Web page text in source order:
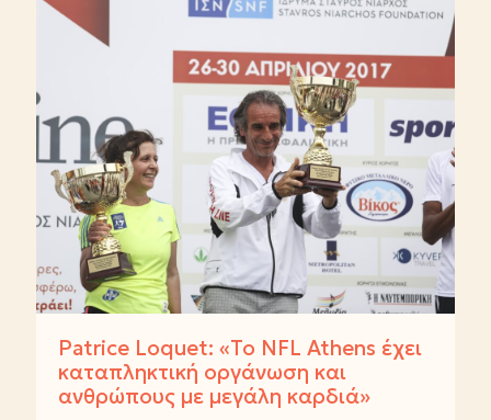
Patrice Loquet: «Το NFL Athens έχει
καταπληκτική οργάνωση και
ανθρώπους με μεγάλη καρδιά»